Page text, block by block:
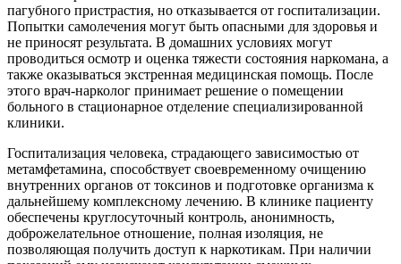
пагубного пристрастия, но отказывается от госпитализации.
Попытки самолечения могут быть опасными для здоровья и
не приносят результата. В домашних условиях могут
проводиться осмотр и оценка тяжести состояния наркомана, а
также оказываться экстренная медицинская помощь. После
этого врач-нарколог принимает решение о помещении
больного в стационарное отделение специализированной
клиники.
Госпитализация человека, страдающего зависимостью от
метамфетамина, способствует своевременному очищению
внутренних органов от токсинов и подготовке организма к
дальнейшему комплексному лечению. В клинике пациенту
обеспечены круглосуточный контроль, анонимность,
доброжелательное отношение, полная изоляция, не
позволяющая получить доступ к наркотикам. При наличии